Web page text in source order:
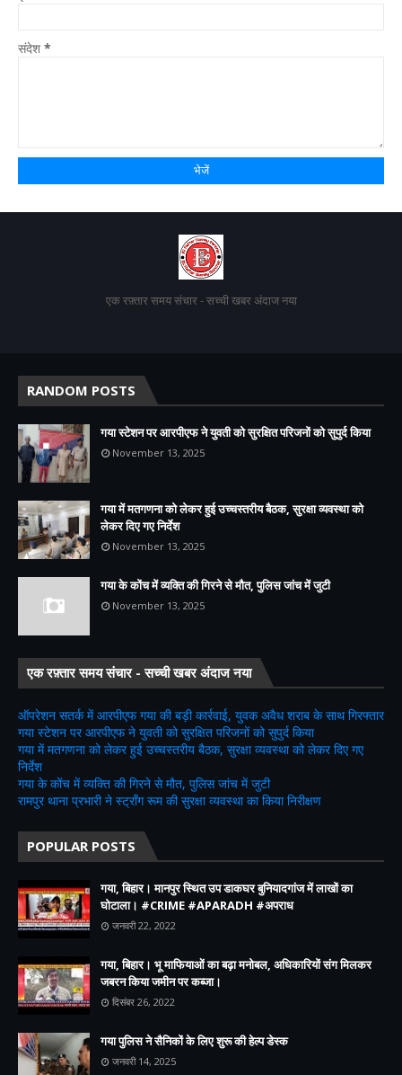
संदेश *
एक रफ़्तार समय संचार - सच्ची खबर अंदाज नया
RANDOM POSTS
गया स्टेशन पर आरपीएफ ने युवती को सुरक्षित परिजनों को सुपुर्द किया
November 13, 2025
गया में मतगणना को लेकर हुई उच्चस्तरीय बैठक, सुरक्षा व्यवस्था को
लेकर दिए गए निर्देश
November 13, 2025
गया के कोंच में व्यक्ति की गिरने से मौत, पुलिस जांच में जुटी
November 13, 2025
एक रफ़्तार समय संचार - सच्ची खबर अंदाज नया
ऑपरेशन सतर्क में आरपीएफ गया की बड़ी कार्रवाई, युवक अवैध शराब के साथ गिरफ्तार
गया स्टेशन पर आरपीएफ ने युवती को सुरक्षित परिजनों को सुपुर्द किया
गया में मतगणना को लेकर हुई उच्चस्तरीय बैठक, सुरक्षा व्यवस्था को लेकर दिए गए
निर्देश
गया के कोंच में व्यक्ति की गिरने से मौत, पुलिस जांच में जुटी
रामपुर थाना प्रभारी ने स्ट्रॉंग रूम की सुरक्षा व्यवस्था का किया निरीक्षण
POPULAR POSTS
गया, बिहार। मानपुर स्थित उप डाकघर बुनियादगांज में लाखों का
घोटाला। #CRIME #APARADH #अपराध
जनवरी 22, 2022
गया, बिहार। भू माफियाओं का बढ़ा मनोबल, अधिकारियों संग मिलकर
जबरन किया जमीन पर कब्जा।
दिसंबर 26, 2022
गया पुलिस ने सैनिकों के लिए शुरू की हेल्प डेस्क
जनवरी 14, 2025